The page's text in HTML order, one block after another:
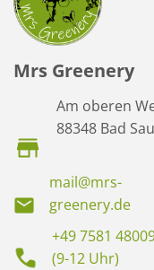
Mrs Greenery
Am oberen
88348 Bad
mail@mrs-
greenery.de
+49 7581
(9-12 Uhr)